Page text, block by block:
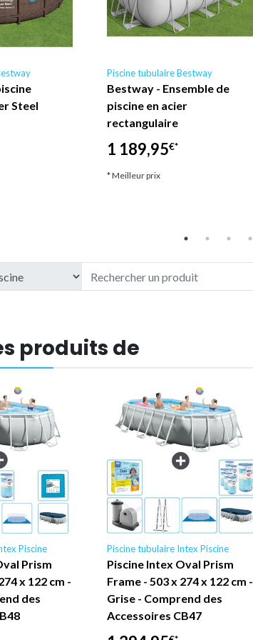
Steel
Piscine tubulaire Bestway
Bestway - Ensemble de
piscine en acier
rectangulaire
1 189,95€*
* Meilleur prix
produits de
Piscine
Prism
x 122 cm -
des
Piscine tubulaire Intex Piscine
Piscine Intex Oval Prism
Frame - 503 x 274 x 122 cm -
Grise - Comprend des
Accessoires CB47